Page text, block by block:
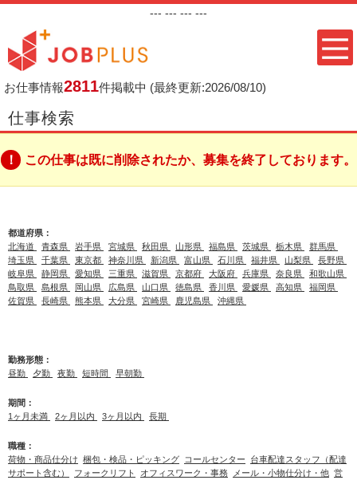
--- --- --- ---
お仕事情報2811件掲載中 (最終更新:2026/08/10)
仕事検索
この仕事は既に削除されたか、募集を終了しております。
都道府県：
北海道
青森県 岩手県 宮城県 秋田県 山形県 福島県 茨城県 栃木県
群馬県
埼玉県
千葉県 東京都 神奈川県 新潟県 富山県 石川県 福井県 山梨県
長野県
岐阜県
静岡県 愛知県 三重県 滋賀県 京都府 大阪府 兵庫県 奈良県
和歌山県
鳥取県
島根県 岡山県 広島県 山口県 徳島県 香川県 愛媛県 高知県
福岡県
佐賀県
長崎県 熊本県 大分県 宮崎県 鹿児島県 沖縄県
勤務形態：
昼勤
夕勤 夜勤 短時間 早朝勤
期間：
1ヶ月未満
2ヶ月以内 3ヶ月以内 長期
職種：
荷物・商品仕分け 梱包・検品・ピッキング コールセンター
台車配達スタッフ（配達
サポート含む）
フォークリフト オフィスワーク・事務 メール・小物仕分け・他 営